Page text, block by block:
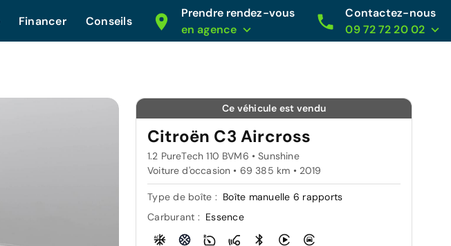
Financer Conseils
Prendre rendez-vous
en agence
Contactez-nous
09 72 72 20 02
Ce véhicule est vendu
Citroën C3 Aircross
1.2 PureTech 110 BVM6 • Sunshine
Voiture d'occasion • 69 385 km • 2019
Type de boîte : Boîte manuelle 6 rapports
Carburant : Essence